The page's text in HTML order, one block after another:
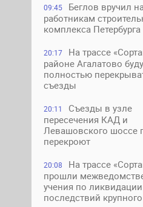
09:45
Беглов вручил
работникам
комплекса Петербурга
20:17
На трассе
районе Агалатово
полностью
съезды
20:11
Съезды в узле
пересечения КАД и
Левашовского шоссе
перекроют
20:08
На трассе
прошли
учения по ликвидации
последствий